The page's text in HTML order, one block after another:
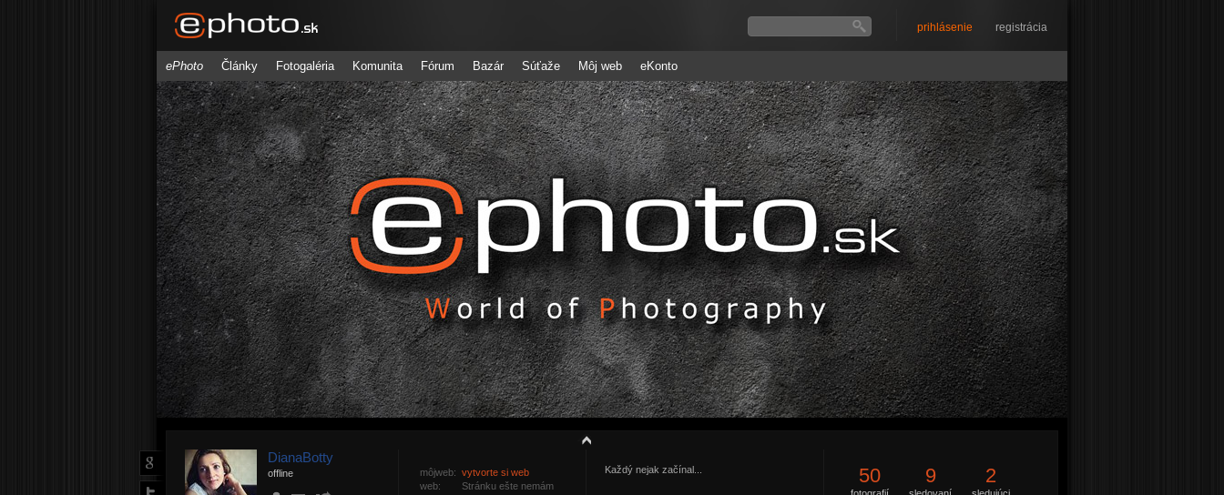
prihlásenie registrácia
ePhoto Články Fotogaléria Komunita Fórum Bazár Súťaže Môj web eKonto
DianaBotty
offline môjweb: vytvorte si web
web:
Stránku ešte nemám
Každý nejak začínal... 50 9 2